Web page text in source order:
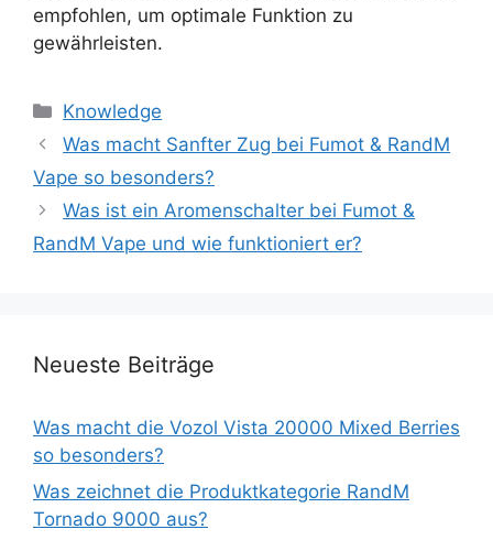
empfohlen, um optimale Funktion zu
gewährleisten.
Knowledge
Was macht Sanfter Zug bei Fumot & RandM
Vape so besonders?
Was ist ein Aromenschalter bei Fumot &
RandM Vape und wie funktioniert er?
Neueste Beiträge
Was macht die Vozol Vista 20000 Mixed Berries
so besonders?
Was zeichnet die Produktkategorie RandM
Tornado 9000 aus?